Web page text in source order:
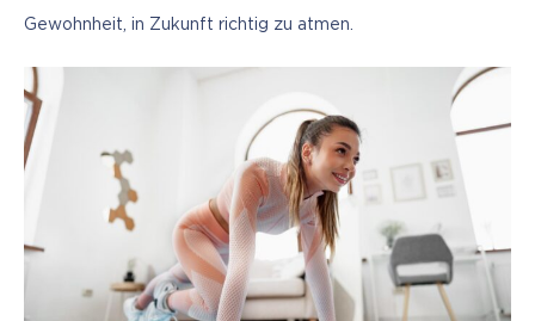
Gewohnheit, in Zukunft richtig zu atmen.